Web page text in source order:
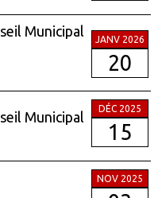
Municipal
JANV 2026
20
Municipal
DÉC 2025
15
NOV 2025